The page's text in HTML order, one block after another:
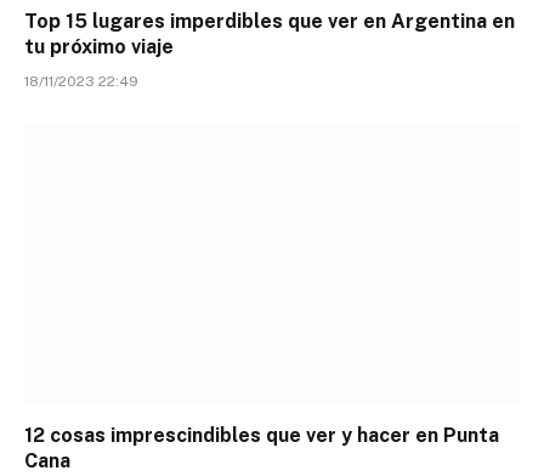
Top 15 lugares imperdibles que ver en Argentina en
tu próximo viaje
18/11/2023 22:49
12 cosas imprescindibles que ver y hacer en Punta
Cana